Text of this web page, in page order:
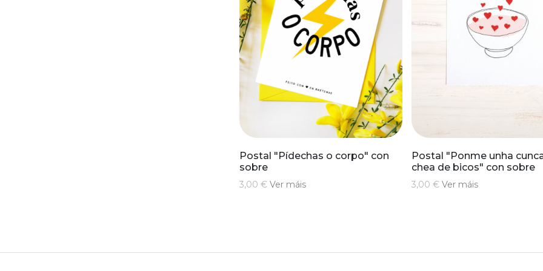
Postal "Pídechas o corpo" con
sobre
3,00 € Ver máis
Postal "Ponme unha
chea de bicos" con sobre
3,00 €Ver máis